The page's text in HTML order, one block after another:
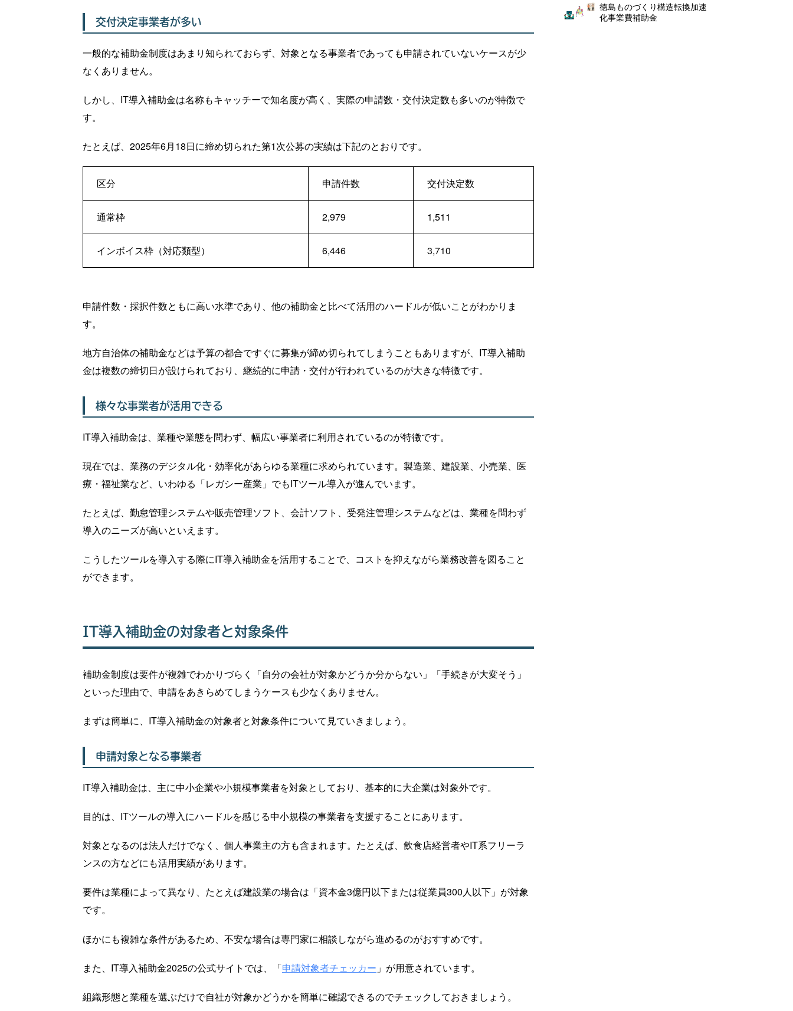
交付決定事業者が多い
一般的な補助金制度はあまり知られておらず、対象となる事業者であっても申請されていないケースが少
なくありません。
しかし、IT導入補助金は名称もキャッチーで知名度が高く、実際の申請数・交付決定数も多いのが特徴で
す。
たとえば、2025年6月18日に締め切られた第1次公募の実績は下記のとおりです。
区分 申請件数 交付決定数
通常枠 2,979 1,511
インボイス枠（対応類型） 6,446 3,710
申請件数・採択件数ともに高い水準であり、他の補助金と比べて活用のハードルが低いことがわかりま
す。
地方自治体の補助金などは予算の都合ですぐに募集が締め切られてしまうこともありますが、IT導入補助
金は複数の締切日が設けられており、継続的に申請・交付が行われているのが大きな特徴です。
様々な事業者が活用できる
IT導入補助金は、業種や業態を問わず、幅広い事業者に利用されているのが特徴です。
現在では、業務のデジタル化・効率化があらゆる業種に求められています。製造業、建設業、小売業、医
療・福祉業など、いわゆる「レガシー産業」でもITツール導入が進んでいます。
たとえば、勤怠管理システムや販売管理ソフト、会計ソフト、受発注管理システムなどは、業種を問わず
導入のニーズが高いといえます。
こうしたツールを導入する際にIT導入補助金を活用することで、コストを抑えながら業務改善を図ること
ができます。
IT導入補助金の対象者と対象条件
補助金制度は要件が複雑でわかりづらく「自分の会社が対象かどうか分からない」「手続きが大変そう」
といった理由で、申請をあきらめてしまうケースも少なくありません。
まずは簡単に、IT導入補助金の対象者と対象条件について見ていきましょう。
申請対象となる事業者
IT導入補助金は、主に中小企業や小規模事業者を対象としており、基本的に大企業は対象外です。
目的は、ITツールの導入にハードルを感じる中小規模の事業者を支援することにあります。
対象となるのは法人だけでなく、個人事業主の方も含まれます。たとえば、飲食店経営者やIT系フリーラ
ンスの方などにも活用実績があります。
要件は業種によって異なり、たとえば建設業の場合は「資本金3億円以下または従業員300人以下」が対象
です。
ほかにも複雑な条件があるため、不安な場合は専門家に相談しながら進めるのがおすすめです。
また、IT導入補助金2025の公式サイトでは、「申請対象者チェッカー 」が用意されています。
組織形態と業種を選ぶだけで自社が対象かどうかを簡単に確認できるのでチェックしておきましょう。
徳島ものづくり構造転換加速
化事業費補助金